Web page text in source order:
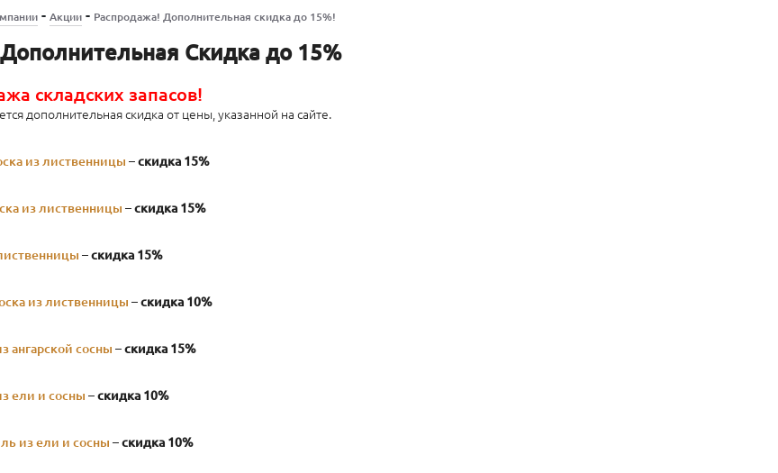
- Акции- Распродажа! Дополнительная скидка до 15%!
Скидка до 15%
складских запасов!
дополнительная скидка от цены, указанной на сайте.
из лиственницы –скидка 15%
из лиственницы –скидка 15%
–скидка 15%
из лиственницы –скидка 10%
ангарской сосны –скидка 15%
ели и сосны –скидка 10%
из ели и сосны –скидка 10%